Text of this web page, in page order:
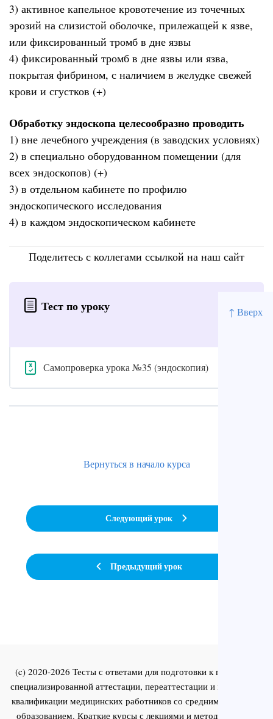
↑ Вверх
3) активное капельное кровотечение из точечных
эрозий на слизистой оболочке, прилежащей к язве,
или фиксированный тромб в дне язвы
4) фиксированный тромб в дне язвы или язва,
покрытая фибрином, с наличием в желудке свежей
крови и сгустков (+)
Обработку эндоскопа целесообразно проводить
1) вне лечебного учреждения (в заводских условиях)
2) в специально оборудованном помещении (для
всех эндоскопов) (+)
3) в отдельном кабинете по профилю
эндоскопического исследования
4) в каждом эндоскопическом кабинете
Поделитесь с коллегами ссылкой на наш сайт
Тест по уроку
Самопроверка урока №35 (эндоскопия)
Предыдущий урок
Вернуться в начало курса
Следующий урок
(c) 2020-2026 Тесты с ответами для подготовки к первичной
специализированной аттестации, переаттестации и повышения
квалификации медицинских работников со средним и высшим
образованием. Краткие курсы с лекциями и методическими